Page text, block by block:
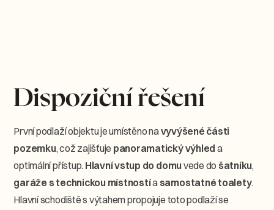
Dispoziční řešení
První podlaží objektu je umístěno navyvýšené části
pozemku, což zajišťuje panoramatický výhled a
optimální přístup. Hlavní vstup do domu vede do šatníku,
garáže s technickou místnostía samostatné toalety.
Hlavní schodiště s výtahem propojuje toto podlaží se